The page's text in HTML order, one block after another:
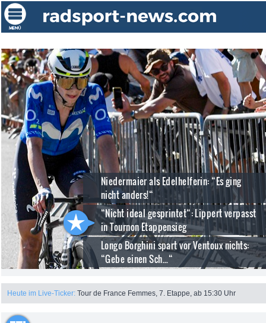
Niedermaier als Edelhelferin: “Es ging
nicht anders!“
“Nicht ideal gesprintet“: Lippert verpasst
in Tournon Etappensieg
Longo Borghini spart vor Ventoux nichts:
“Gebe einen Sch...“
Heute im Live-Ticker: Tour de France Femmes, 7. Etappe, ab 15:30 Uhr